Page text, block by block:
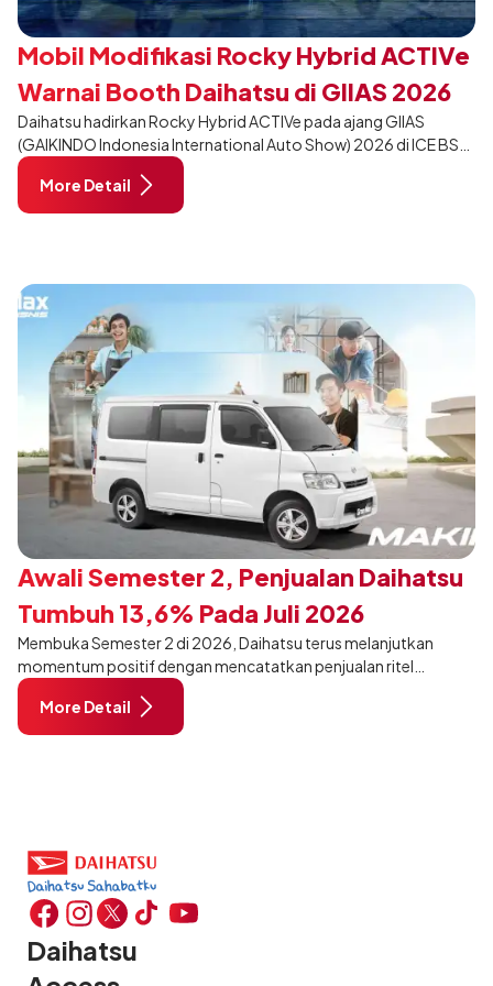
Mobil Modifikasi Rocky Hybrid ACTIVe
Warnai Booth Daihatsu di GIIAS 2026
Daihatsu hadirkan Rocky Hybrid ACTIVe pada ajang GIIAS
(GAIKINDO Indonesia International Auto Show) 2026 di ICE BSD
City, Tangerang. Terdapat 2 unit Rocky Hybrid yang
dimodifikasi untuk menghadirkan sarana inspirasi bagi
pengunjung mendukung gaya hidup yang aktif.
More Detail
Awali Semester 2, Penjualan Daihatsu
Tumbuh 13,6% Pada Juli 2026
Membuka Semester 2 di 2026, Daihatsu terus melanjutkan
momentum positif dengan mencatatkan penjualan ritel
sebanyak 12.750 unit pada Juli 2026. Capaian tersebut tumbuh
13,6% dibandingkan periode yang sama tahun lalu sebanyak
11.220 unit, dan tetap stabil dibandingkan bulan Juni 2026 lalu.
More Detail
Daihatsu